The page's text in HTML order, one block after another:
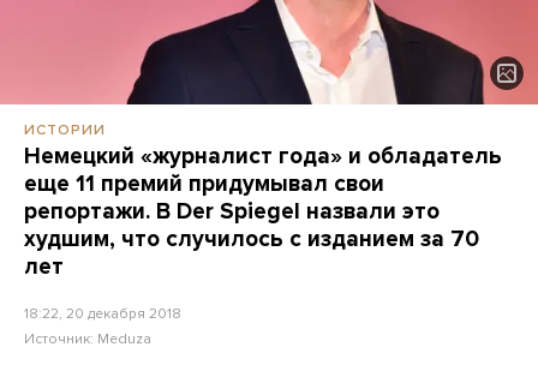
ИСТОРИИ
Немецкий «журналист года» и обладатель
еще 11 премий придумывал свои
репортажи. В Der Spiegel назвали это
худшим, что случилось с изданием за 70
лет
18:22, 20 декабря 2018
Источник: Meduza